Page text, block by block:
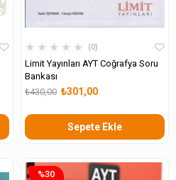
★ ★ ★ ★ ★ 0
Limit Yayınları AYT Coğrafya Soru
Bankası
₺301,00
₺430,00
Sepete Ekle
%30